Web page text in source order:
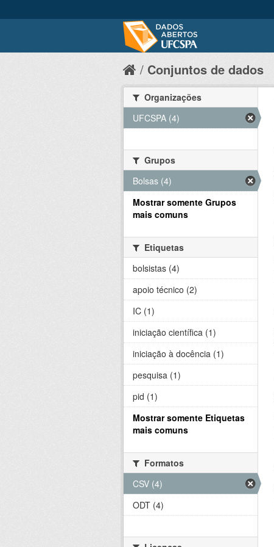
Conjuntos de dados
Organizações
UFCSPA (4)
Grupos
Bolsas (4)
Mostrar somente Grupos
mais comuns
Etiquetas
bolsistas (4)
apoio técnico (2)
IC (1)
iniciação científica (1)
iniciação à docência (1)
pesquisa (1)
pid (1)
Mostrar somente Etiquetas
mais comuns
Formatos
CSV (4)
ODT (4)